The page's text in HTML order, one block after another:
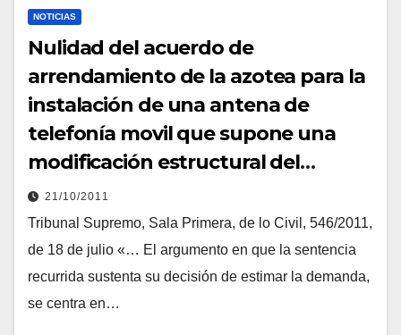
NOTICIAS
Nulidad del acuerdo de
arrendamiento de la azotea para la
instalación de una antena de
telefonía movil que supone una
modificación estructural del
edificio y que no fue aprobado por
unanimidad
21/10/2011
Tribunal Supremo, Sala Primera, de lo Civil, 546/2011,
de 18 de julio «… El argumento en que la sentencia
recurrida sustenta su decisión de estimar la demanda,
se centra en…